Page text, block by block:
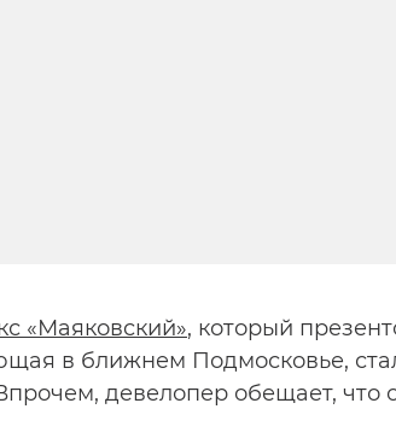
«Маяковский», который
в ближнем Подмосковье,
девелопер обещает,